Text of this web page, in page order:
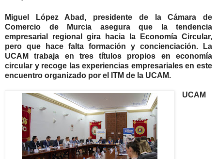
Miguel López Abad, presidente de la Cámara de
Comercio de Murcia asegura que la tendencia
empresarial regional gira hacia la Economía Circular,
pero que hace falta formación y concienciación. La
UCAM trabaja en tres títulos propios en economía
circular y recoge las experiencias empresariales en este
encuentro organizado por el ITM de la UCAM.
UCAM